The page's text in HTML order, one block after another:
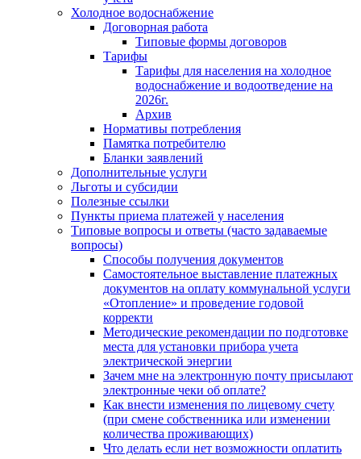
Холодное водоснабжение
Договорная работа
Типовые формы договоров
Тарифы
Тарифы для населения на холодное
водоснабжение и водоотведение на
2026г.
Архив
Нормативы потребления
Памятка потребителю
Бланки заявлений
Дополнительные услуги
Льготы и субсидии
Полезные ссылки
Пункты приема платежей у населения
Типовые вопросы и ответы (часто задаваемые
вопросы)
Способы получения документов
Самостоятельное выставление платежных
документов на оплату коммунальной услуги
«Отопление» и проведение годовой
корректи
Методические рекомендации по подготовке
места для установки прибора учета
электрической энергии
Зачем мне на электронную почту присылают
электронные чеки об оплате?
Как внести изменения по лицевому счету
(при смене собственника или изменении
количества проживающих)
Что делать если нет возможности оплатить